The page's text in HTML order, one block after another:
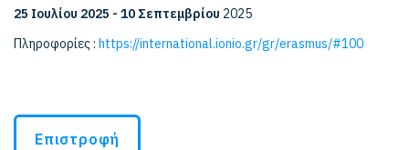
25 Ιουλίου 2025 - 10 Σεπτεμβρίου 2025
Πληροφορίες : https://international.ionio.gr/gr/erasmus/#100
Επιστροφή